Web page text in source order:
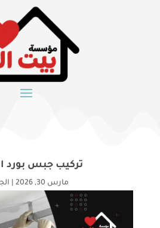
تركيب جبس بورد
مارس 30, 2026